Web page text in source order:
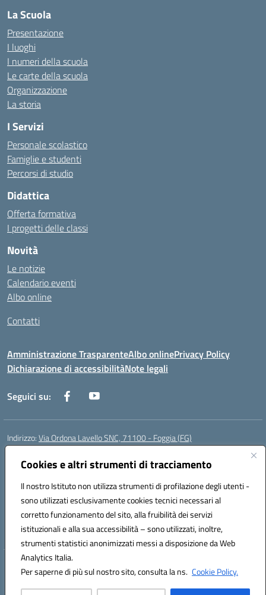
Cookies e altri strumenti di tracciamento
Il nostro Istituto non utilizza strumenti di profilazione degli utenti -
sono utilizzati esclusivamente cookies tecnici necessari al
corretto funzionamento del sito, alla fruibilità dei servizi
istituzionali e alla sua accessibilità – sono utilizzati, inoltre,
strumenti statistici anonimizzati messi a disposizione da Web
Analytics Italia.
Per saperne di più sul nostro sito, consulta la ns. Cookie Policy.
La Scuola
Presentazione
I luoghi
I numeri della scuola
Le carte della scuola
Organizzazione
La storia
I Servizi
Personale scolastico
Famiglie e studenti
Percorsi di studio
Didattica
Offerta formativa
I progetti delle classi
Novità
Le notizie
Calendario eventi
Albo online
Contatti
Amministrazione TrasparenteAlbo onlinePrivacy Policy
Dichiarazione di accessibilitàNote legali
Seguici su:
Indirizzo:Via Ordona Lavello SNC, 71100 - Foggia (FG)
Centralino:
Posta elettronica certificata (PEC):fgmm00700x@pec.istruzione.it
Codice fiscale: 80002860718
Codice meccanografico:FGMM00700X
Codice Indice delle Pubbliche Amministrazioni (IPA): istsc_fgmm00700x
Codice unico di fatturazione (CUF): UFP3H5
Hosting & Powered by 3D Solution S.r.l.
Concept & Design by Designers Italia